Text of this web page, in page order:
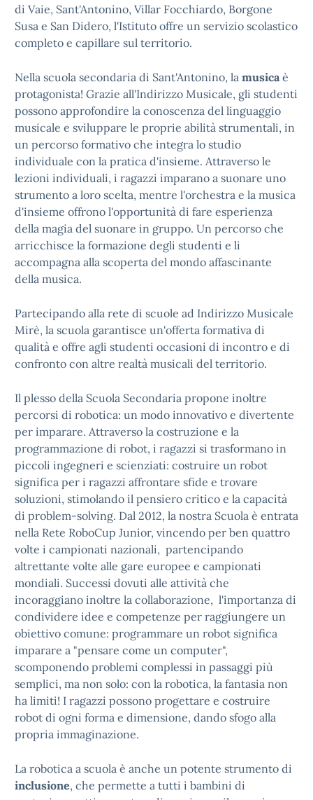
di Vaie, Sant'Antonino, Villar Focchiardo, Borgone
Susa e San Didero, l'Istituto offre un servizio scolastico
completo e capillare sul territorio.
Nella scuola secondaria di Sant'Antonino, la musicaè
protagonista! Grazie all'Indirizzo Musicale, gli studenti
possono approfondire la conoscenza del linguaggio
musicale e sviluppare le proprie abilità strumentali, in
un percorso formativo che integra lo studio
individuale con la pratica d'insieme. Attraverso le
lezioni individuali, i ragazzi imparano a suonare uno
strumento a loro scelta, mentre l'orchestra e la musica
d'insieme offrono l'opportunità di fare esperienza
della magia del suonare in gruppo. Un percorso che
arricchisce la formazione degli studenti e li
accompagna alla scoperta del mondo affascinante
della musica.
Partecipando alla rete di scuole ad Indirizzo Musicale
Mirè, la scuola garantisce un'offerta formativa di
qualità e offre agli studenti occasioni di incontro e di
confronto con altre realtà musicali del territorio.
Il plesso della Scuola Secondaria propone inoltre
percorsi di robotica: un modo innovativo e divertente
per imparare. Attraverso la costruzione e la
programmazione di robot, i ragazzi si trasformano in
piccoli ingegneri e scienziati: costruire un robot
significa per i ragazzi affrontare sfide e trovare
soluzioni, stimolando il pensiero critico e la capacità
di problem-solving. Dal 2012, la nostra Scuola è entrata
nella Rete RoboCup Junior, vincendo per ben quattro
volte i campionati nazionali, partencipando
altrettante volte alle gare europee e campionati
mondiali. Successi dovuti alle attività che
incoraggiano inoltre la collaborazione, l'importanza di
condividere idee e competenze per raggiungere un
obiettivo comune: programmare un robot significa
imparare a "pensare come un computer",
scomponendo problemi complessi in passaggi più
semplici, ma non solo: con la robotica, la fantasia non
ha limiti! I ragazzi possono progettare e costruire
robot di ogni forma e dimensione, dando sfogo alla
propria immaginazione.
La robotica a scuola è anche un potente strumento di
inclusione, che permette a tutti i bambini di